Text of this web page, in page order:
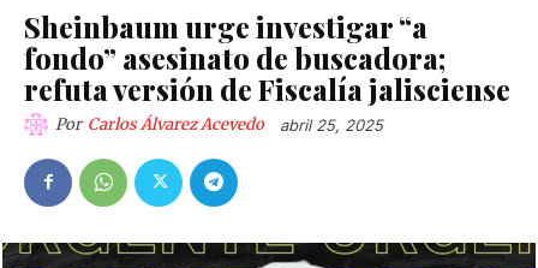
Sheinbaum urge investigar “a
fondo” asesinato de buscadora;
refuta versión de Fiscalía jalisciense
Por Carlos Álvarez Acevedo abril 25, 2025